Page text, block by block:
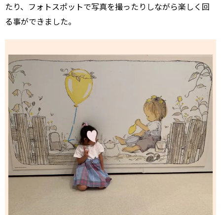
たり、フォトスポットで写真を撮ったりしながら楽しく回
る事ができました。